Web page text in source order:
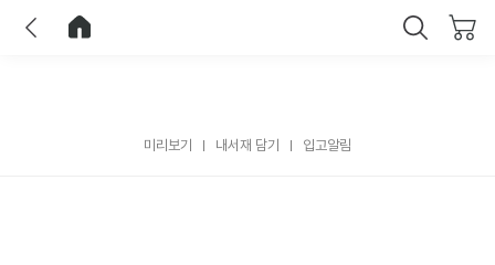
미리보기 내서재 담기 입고알림